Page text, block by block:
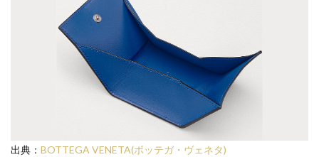
出典： BOTTEGA VENETA(ボッテガ・ヴェネタ)